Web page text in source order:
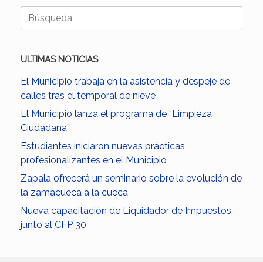
Buscar:
ULTIMAS NOTICIAS
El Municipio trabaja en la asistencia y despeje de
calles tras el temporal de nieve
El Municipio lanza el programa de “Limpieza
Ciudadana”
Estudiantes iniciaron nuevas prácticas
profesionalizantes en el Municipio
Zapala ofrecerá un seminario sobre la evolución de
la zamacueca a la cueca
Nueva capacitación de Liquidador de Impuestos
junto al CFP 30